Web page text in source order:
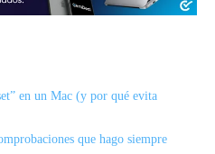
en un Mac (y por qué evita
que hago siempre